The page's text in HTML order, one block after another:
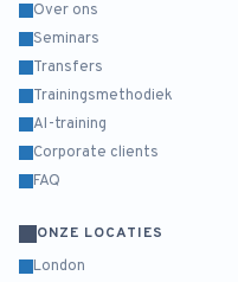
Over ons
Seminars
Transfers
Trainingsmethodiek
AI-training
Corporate clients
FAQ
ONZE LOCATIES
London